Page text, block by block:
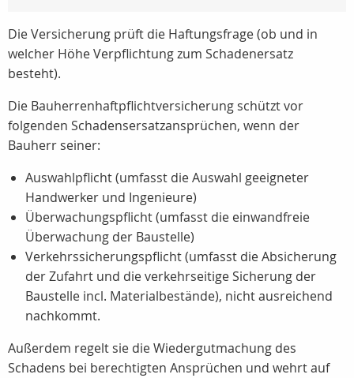
Die Versicherung prüft die Haftungsfrage (ob und in
welcher Höhe Verpflichtung zum Schadenersatz
besteht).
Die Bauherrenhaftpflichtversicherung schützt vor
folgenden Schadensersatzansprüchen, wenn der
Bauherr seiner:
Auswahlpflicht (umfasst die Auswahl geeigneter
Handwerker und Ingenieure)
Überwachungspflicht (umfasst die einwandfreie
Überwachung der Baustelle)
Verkehrssicherungspflicht (umfasst die Absicherung
der Zufahrt und die verkehrseitige Sicherung der
Baustelle incl. Materialbestände), nicht ausreichend
nachkommt.
Außerdem regelt sie die Wiedergutmachung des
Schadens bei berechtigten Ansprüchen und wehrt auf